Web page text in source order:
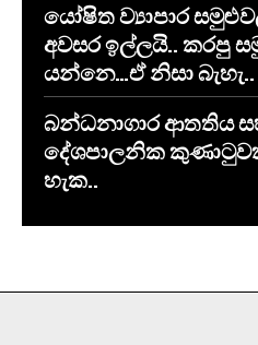
යෝෂිත ව්‍යාපාර
අවසර ඉල්ලයි.. කරපු
යන්නෙ…ඒ නිසා
​බන්ධනාගාර ආතතිය
දේශපාලනික
හැක..